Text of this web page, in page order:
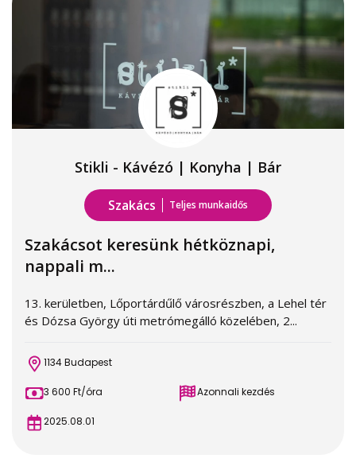
Stikli - Kávézó | Konyha | Bár
Szakács Teljes munkaidős
Szakácsot keresünk hétköznapi,
nappali m...
13. kerületben, Lőportárdűlő városrészben, a Lehel tér
és Dózsa György úti metrómegálló közelében, 2...
1134 Budapest
3 600 Ft/óra Azonnali kezdés
2025.08.01